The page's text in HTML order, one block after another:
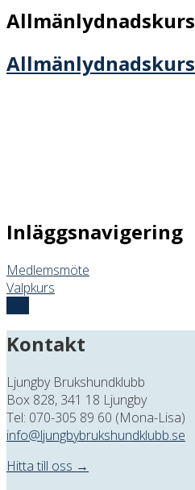
Allmänlydnadskurs
Allmänlydnadskurs
Inläggsnavigering
Medlemsmöte
Valpkurs
Kontakt
Ljungby Brukshundklubb
Box 828, 341 18 Ljungby
Tel: 070-305 89 60 (Mona-Lisa)
info@ljungbybrukshundklubb.se
Hitta till oss →